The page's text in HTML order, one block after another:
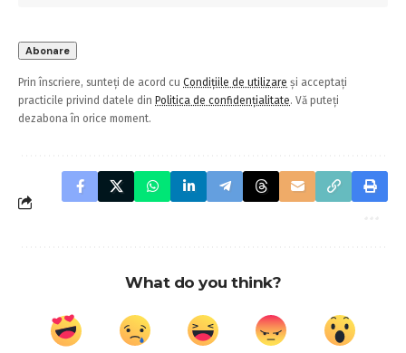
Prin înscriere, sunteți de acord cu Condițiile de utilizare și acceptați
practicile privind datele din Politica de confidențialitate. Vă puteți
dezabona în orice moment.
What do you think?